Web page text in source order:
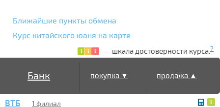
Ближайшие пункты обмена
Курс китайского юаня на карте
— шкала достоверности курса.?
Банк покупка ▼ продажа ▲
ВТБ 1 филиал